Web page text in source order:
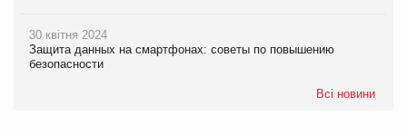
30 квітня 2024
Защита данных на смартфонах: советы по повышению
безопасности
Всі новини